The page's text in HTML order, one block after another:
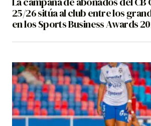
25/26 sitúa al club entre los
en los Sports Business Awards